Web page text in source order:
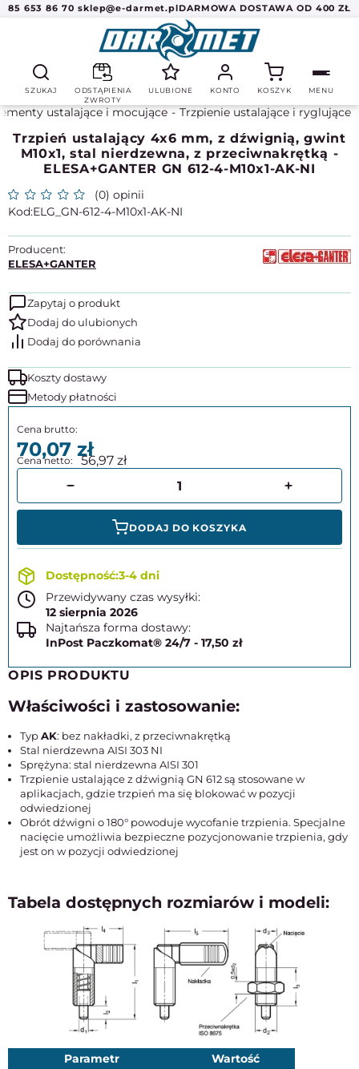
85 653 86 70 sklep@e-darmet.plDARMOWA DOSTAWA OD 400 ZŁ
SZUKAJ
ODSTĄPIENIA
ZWROTY
ULUBIONE KONTO KOSZYK MENU
ustalające i mocujące Trzpienie ustalające i ryglujące
Trzpień ustalający 4x6 mm, z dźwignią, gwint
M10x1, stal nierdzewna, z przeciwnakrętką -
ELESA+GANTER GN 612-4-M10x1-AK-NI
(0) opinii
ELG_GN-612-4-M10x1-AK-NI
Producent:
ELESA+GANTER
Zapytaj o produkt
Koszty dostawy
Metody płatności
70,07 56,97
DODAJ DO KOSZYKA
3-4 dni
Przewidywany czas wysyłki:
12 sierpnia 2026
Najtańsza forma dostawy:
InPost Paczkomat® 24/7 - 17,50 zł
OPIS PRODUKTU
Właściwości i zastosowanie:
TypAK: bez nakładki, z przeciwnakrętką
Stal nierdzewna AISI 303 NI
Sprężyna: stal nierdzewna AISI 301
Trzpienie ustalające z dźwignią GN 612 są stosowane w
aplikacjach, gdzie trzpień ma się blokować w pozycji
odwiedzionej
Obrót dźwigni o 180° powoduje wycofanie trzpienia. Specjalne
nacięcie umożliwia bezpieczne pozycjonowanie trzpienia, gdy
jest on w pozycji odwiedzionej
Tabela dostępnych rozmiarów i modeli:
Parametr Wartość